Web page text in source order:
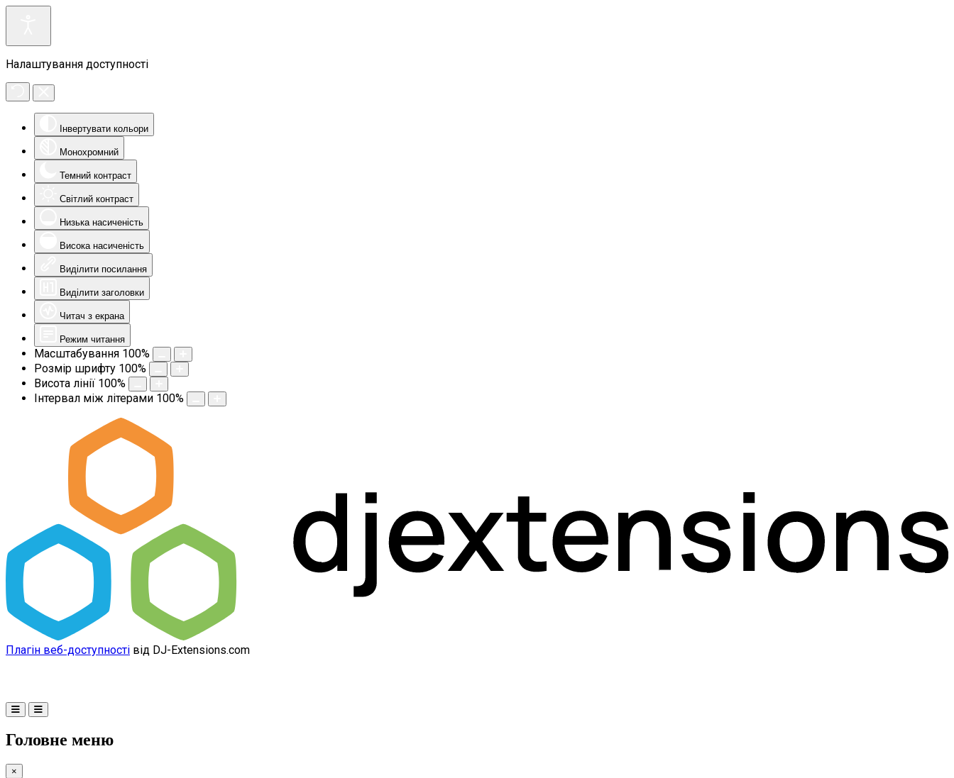
Налаштування доступності
Інвертувати кольори
Монохромний
Темний контраст
Світлий контраст
Низька насиченість
Висока насиченість
Виділити посилання
Виділити заголовки
Читач з екрана
Режим читання
Масштабування 100%
Розмір шрифту 100%
Висота лінії 100%
Інтервал між літерами 100%
Плагін веб-доступності від DJ-Extensions.com
Головне меню
×